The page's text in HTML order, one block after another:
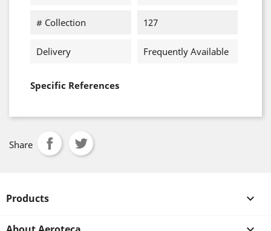
# Collection 127
Delivery Frequently Available
Specific References
Share
Products 